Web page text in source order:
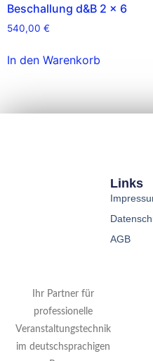
Beschallung d&B 2 x 6
540,00 €
In den Warenkorb
Ihr Partner für
professionelle
Veranstaltungstechnik
im deutschsprachigen
Links
AGB